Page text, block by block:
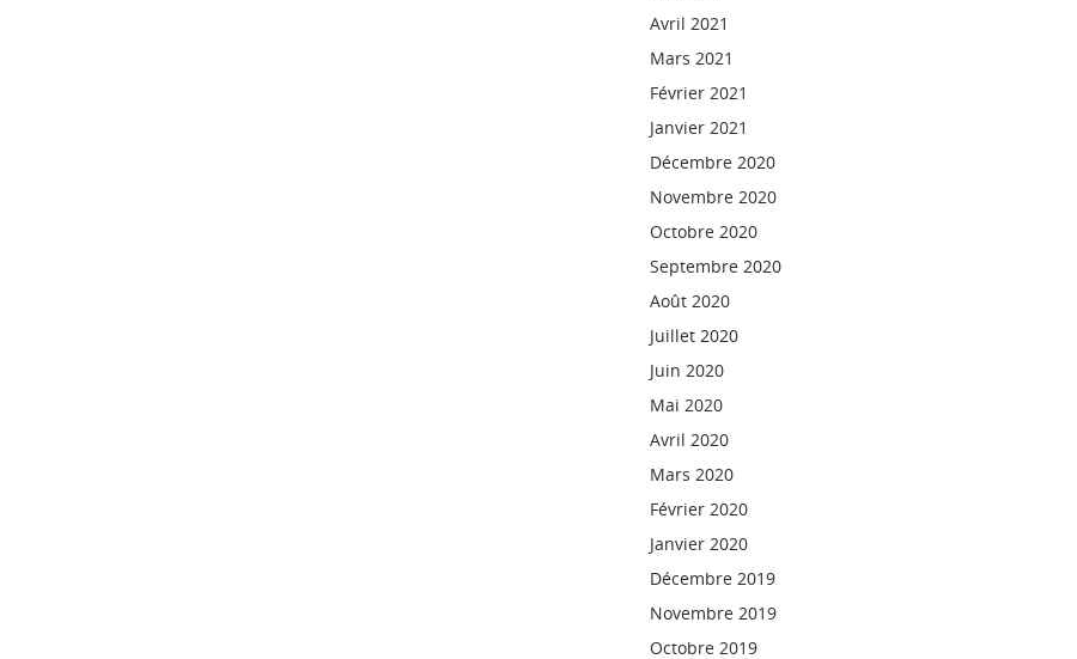
Avril 2021
Mars 2021
Février 2021
Janvier 2021
Décembre 2020
Novembre 2020
Octobre 2020
Septembre 2020
Août 2020
Juillet 2020
Juin 2020
Mai 2020
Avril 2020
Mars 2020
Février 2020
Janvier 2020
Décembre 2019
Novembre 2019
Octobre 2019